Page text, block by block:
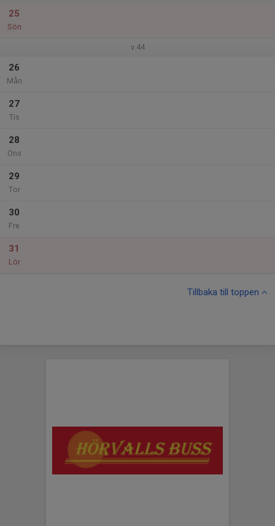
25
Sön
v.44
26
Mån
27
Tis
28
Ons
29
Tor
30
Fre
31
Lör
Tillbaka till toppen